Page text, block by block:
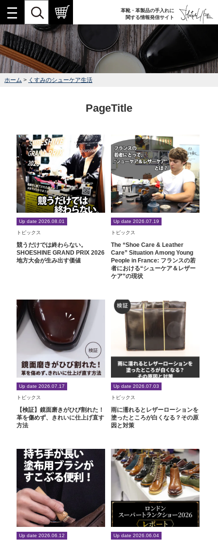
革靴・革製品の手入れに
関する情報発信サイト
ホーム > くすみのシューケア生活
PageTitle
Up date 2026.08.01
トピックス
競うだけでは終わらない。
SHOESHINE GRAND PRIX 2026
地方大会が生み出す価値
Up date 2026.07.19
トピックス
The “Shoe Care & Leather
Care” Situation Among Young
People in France: フランスの若
者における“シューケア＆レザー
ケア”の現状
Up date 2026.07.17
トピックス
【検証】鏡面磨きがひび割れた！
革を傷めず、きれいに仕上げ直す
方法
Up date 2026.07.03
トピックス
雨に濡れるとレザーローションを
塗ったところが白くなる？その原
因と対策
Up date 2026.06.12 Up date 2026.06.04